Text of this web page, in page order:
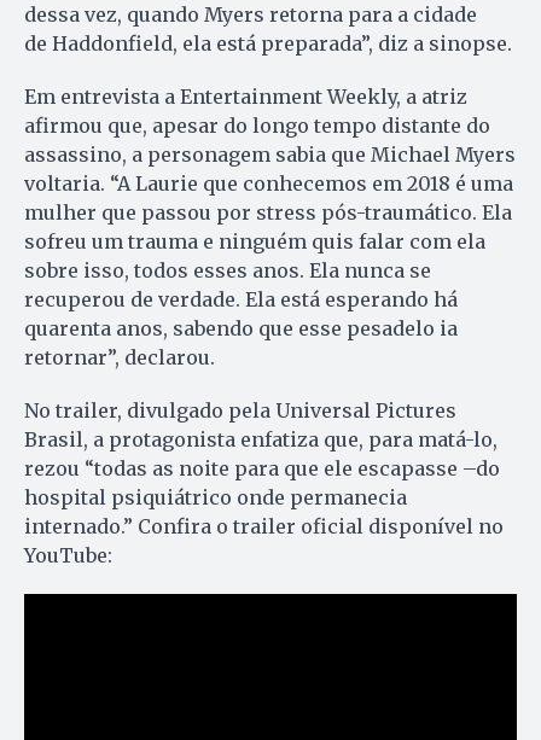
dessa vez, quando Myers retorna para a cidade
de Haddonfield, ela está preparada”, diz a sinopse.
Em entrevista a Entertainment Weekly, a atriz
afirmou que, apesar do longo tempo distante do
assassino, a personagem sabia que Michael Myers
voltaria. “A Laurie que conhecemos em 2018 é uma
mulher que passou por stress pós-traumático. Ela
sofreu um trauma e ninguém quis falar com ela
sobre isso, todos esses anos. Ela nunca se
recuperou de verdade. Ela está esperando há
quarenta anos, sabendo que esse pesadelo ia
retornar”, declarou.
No trailer, divulgado pela Universal Pictures
Brasil, a protagonista enfatiza que, para matá-lo,
rezou “todas as noite para que ele escapasse –do
hospital psiquiátrico onde permanecia
internado.” Confira o trailer oficial disponível no
YouTube: